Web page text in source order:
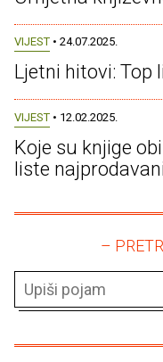
VIJEST • 24.07.2025.
Ljetni hitovi: Top
VIJEST • 12.02.2025.
Koje su knjige
liste
–